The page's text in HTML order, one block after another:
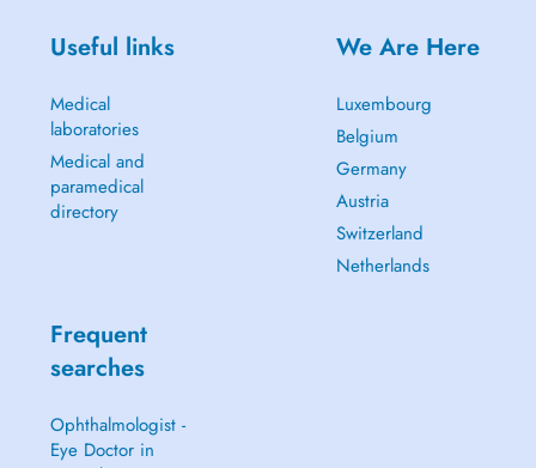
Useful links
Medical
laboratories
Medical and
paramedical
directory
We Are Here
Luxembourg
Belgium
Germany
Austria
Switzerland
Netherlands
Frequent
searches
Ophthalmologist -
Eye Doctor in